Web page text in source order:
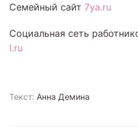
Семейный сайт 7ya.ru
Социальная сеть
l.ru
Текст: Анна Демина